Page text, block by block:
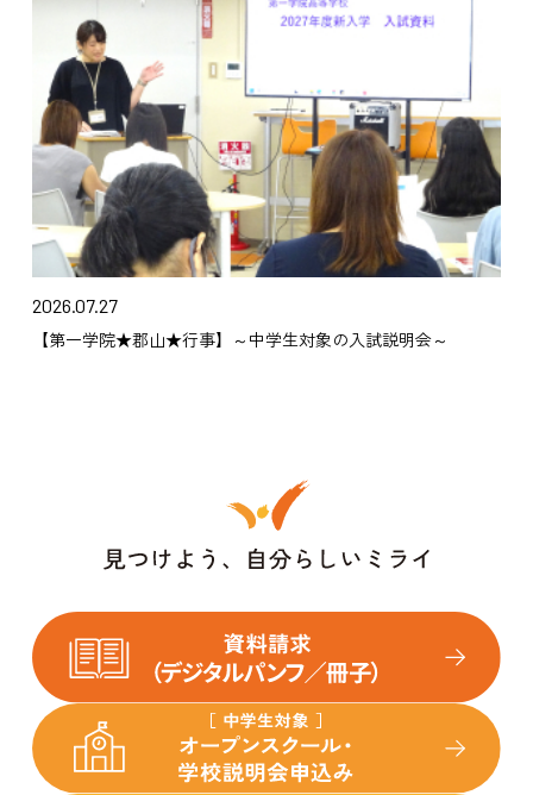
2026.07.27
【第一学院★郡山★行事】～中学生対象の入試説明会～